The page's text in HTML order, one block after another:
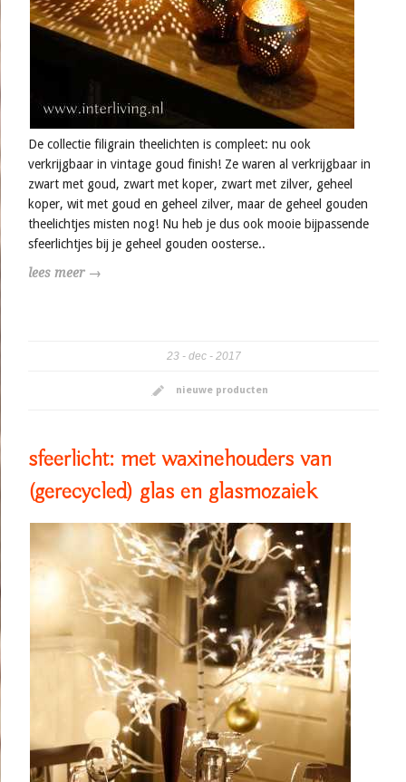
De collectie filigrain theelichten is compleet: nu ook
verkrijgbaar in vintage goud finish! Ze waren al verkrijgbaar in
zwart met goud, zwart met koper, zwart met zilver, geheel
koper, wit met goud en geheel zilver, maar de geheel gouden
theelichtjes misten nog! Nu heb je dus ook mooie bijpassende
sfeerlichtjes bij je geheel gouden oosterse..
lees meer →
23 dec 2017
nieuwe producten
sfeerlicht: met waxinehouders van
(gerecycled) glas en glasmozaiek